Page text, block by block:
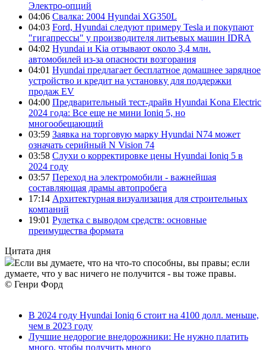
Электро-опций
04:06 Свалка: 2004 Hyundai XG350L
04:03 Ford, Hyundai следуют примеру Tesla и покупают
"гигапрессы" у производителя литьевых машин IDRA
04:02 Hyundai и Kia отзывают около 3,4 млн.
автомобилей из-за опасности возгорания
04:01 Hyundai предлагает бесплатное домашнее зарядное
устройство и кредит на установку для поддержки
продаж EV
04:00 Предварительный тест-драйв Hyundai Kona Electric
2024 года: Все еще не мини Ioniq 5, но
многообещающий
03:59 Заявка на торговую марку Hyundai N74 может
означать серийный N Vision 74
03:58 Слухи о корректировке цены Hyundai Ioniq 5 в
2024 году
03:57 Переход на электромобили - важнейшая
составляющая драмы автопробега
17:14 Архитектурная визуализация для строительных
компаний
19:01 Рулетка с выводом средств: основные
преимущества формата
Цитата дня
Если вы думаете, что на что-то способны, вы правы; если
думаете, что у вас ничего не получится - вы тоже правы.
© Генри Форд
В 2024 году Hyundai Ioniq 6 стоит на 4100 долл. меньше,
чем в 2023 году
Лучшие недорогие внедорожники: Не нужно платить
много, чтобы получить много